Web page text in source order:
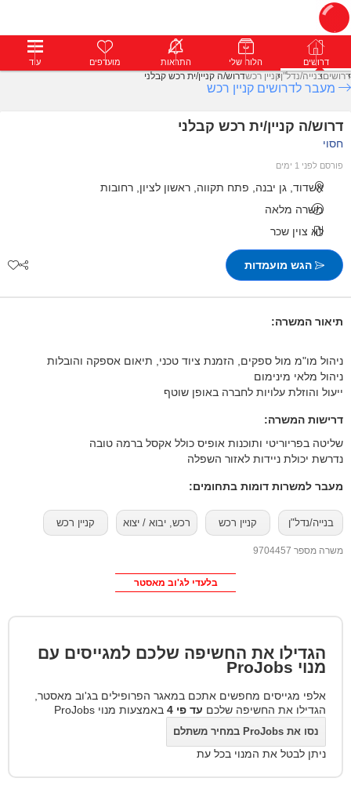
דרושים פרופילים הודעות פרימיום דרושים הלוח שלי התראות מועדפים עוד
דרושיםבנייה/נדל"ןקניין רכשדרוש/ה קניין/ית רכש קבלני
מעבר לדרושים קניין רכש
דרוש/ה קניין/ית רכש קבלני
חסוי
פורסם לפני 1 ימים
אשדוד, גן יבנה, פתח תקווה, ראשון לציון, רחובות
משרה מלאה
לא צוין שכר
הגש מועמדות
תיאור המשרה:
ניהול מו"מ מול ספקים, הזמנת ציוד טכני, תיאום אספקה והובלות
ניהול מלאי מינימום
ייעול והוזלת עלויות לחברה באופן שוטף
דרישות המשרה:
נדרשת יכולת ניידות לאזור השפלה
מעבר למשרות דומות בתחומים:
בנייה/נדל"ן קניין רכש רכש, יבוא / יצוא קניין רכש
משרה מספר 9704457
בלעדי לג'וב מאסטר
הגדילו את החשיפה שלכם למגייסים עם
מנוי ProJobs
אלפי מגייסים מחפשים אתכם במאגר הפרופילים בג'וב מאסטר,
הגדילו את החשיפה שלכם עד פי 4 באמצעות מנוי ProJobs
נסו את ProJobs במחיר משתלם
ניתן לבטל את המנוי בכל עת